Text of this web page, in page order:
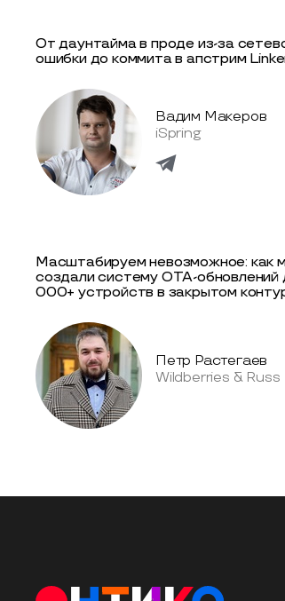
От даунтайма в проде из-за
ошибки до коммита в апстрим
Вадим Макеров
iSpring
Масштабируем невозможное: как
создали систему OTA-обновлений
000+ устройств в закрытом
Петр Растегаев
Wildberries & Russ